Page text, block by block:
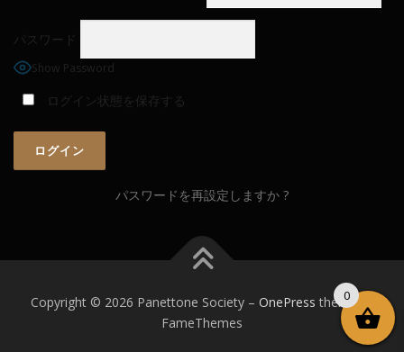
パスワード
Show Password
ログイン状態を保存する
パスワードを再設定しますか ?
Copyright © 2026 Panettone Society – OnePress theme by
FameThemes
0